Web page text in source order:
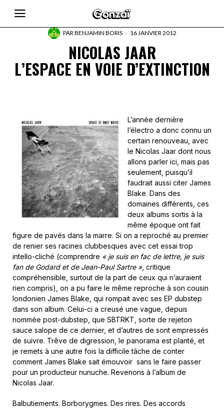
PARBENJAMIN BORIS 16 JANVIER 2012
NICOLAS JAAR
L’ESPACE EN VOIE D’EXTINCTION
L’année dernière
l’électro a donc connu un
certain renouveau, avec
le Nicolas Jaar dont nous
allons parler ici, mais pas
seulement, puisqu’il
faudrait aussi citer James
Blake. Dans des
domaines différents, ces
deux albums sortis à la
même époque ont fait
figure de pavés dans la marre. Si on a reproché au premier
de renier ses racines clubbesques avec cet essai trop
intello-cliché (comprendre « je suis en fac de lettre, je suis
fan de Godard et de Jean-Paul Sartre », critique
compréhensible, surtout de la part de ceux qui n’auraient
rien compris), on a pu faire le même reproche à son cousin
londonien James Blake, qui rompait avec ses EP dubstep
dans son album. Celui-ci a creusé une vague, depuis
nommée post-dubstep, que SBTRKT, sorte de rejeton
sauce salope de ce dernier, et d’autres de sont empressés
de suivre. Trêve de digression, le panorama est planté, et
je remets à une autre fois la difficile tâche de conter
comment James Blake sait émouvoir sans le faire passer
pour un producteur nunuche. Revenons à l’album de
Nicolas Jaar.
Balbutiements. Borborygmes. Des rires. Des accords